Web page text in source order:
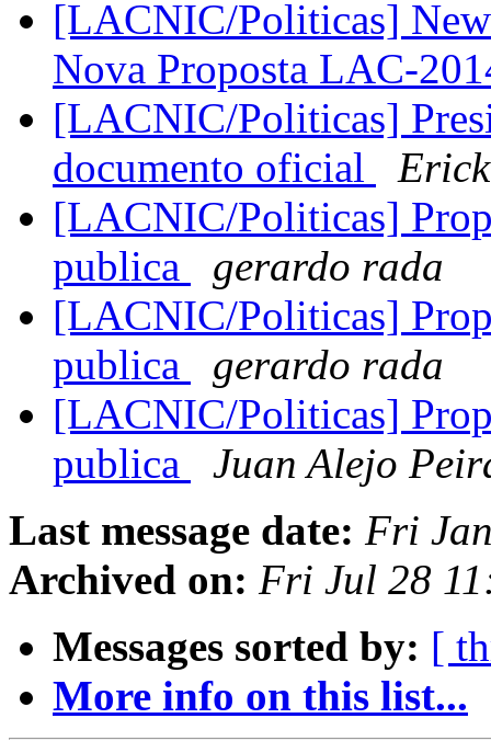
[LACNIC/Politicas]
Nova Proposta LAC-
[LACNIC/Politicas]
documento oficial
[LACNIC/Politicas]
publica
gerardo rada
[LACNIC/Politicas]
publica
gerardo rada
[LACNIC/Politicas]
publica
Juan Alejo
Last message date: Fri
Archived on: Fri Jul 28
Messages sorted by: [
More info on this list...